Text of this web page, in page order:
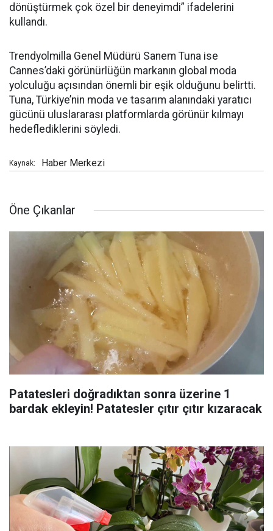
dönüştürmek çok özel bir deneyimdi” ifadelerini
kullandı.
Trendyolmilla Genel Müdürü Sanem Tuna ise
Cannes’daki görünürlüğün markanın global moda
yolculuğu açısından önemli bir eşik olduğunu belirtti.
Tuna, Türkiye’nin moda ve tasarım alanındaki yaratıcı
gücünü uluslararası platformlarda görünür kılmayı
hedeflediklerini söyledi.
Kaynak: Haber Merkezi
Öne Çıkanlar
Patatesleri doğradıktan sonra üzerine 1
bardak ekleyin! Patatesler çıtır çıtır kızaracak